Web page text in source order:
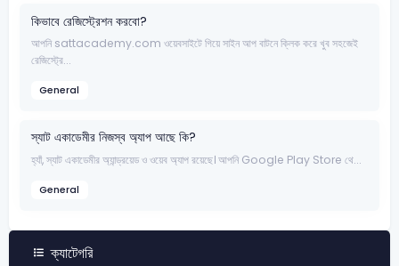
কিভাবে রেজিস্ট্রেশন করবো?
আপনি sattacademy.com ওয়েবসাইটে গিয়ে সাইন আপ বাটনে ক্লিক করে খুব সহজেই
রেজিস্ট্রে...
General
স্যাট একাডেমীর নিজস্ব অ্যাপ আছে কি?
হ্যাঁ, স্যাট একাডেমীর অ্যান্ড্রয়েড ও ওয়েব অ্যাপ রয়েছে। আপনি Google Play Store থে...
General
ক্যাটেগরি